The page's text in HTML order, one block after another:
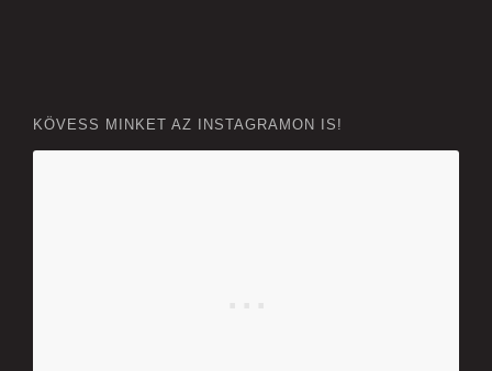
KÖVESS MINKET AZ INSTAGRAMON IS!